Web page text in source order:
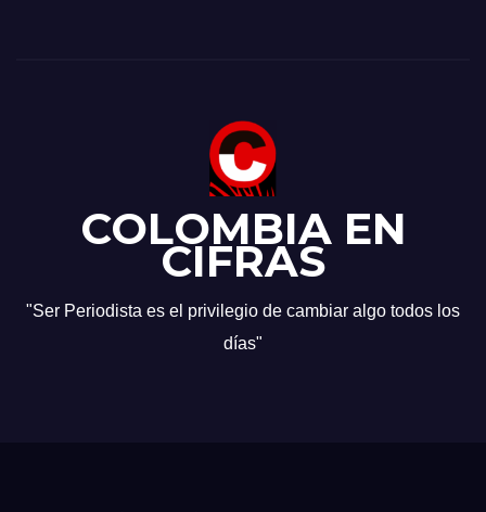
COLOMBIA EN
CIFRAS
"Ser Periodista es el privilegio de cambiar algo todos los
días"